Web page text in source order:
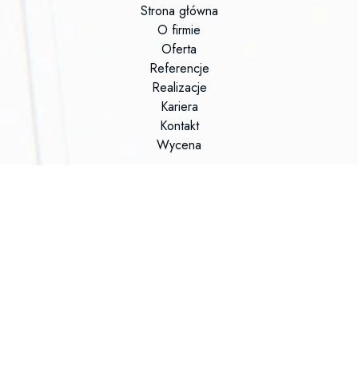
Strona główna
O firmie
Oferta
Referencje
Realizacje
Kariera
Kontakt
Wycena